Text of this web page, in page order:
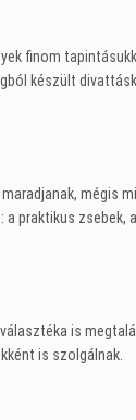
finom
készült
mégis
praktikus zsebek,
is
is szolgálnak.